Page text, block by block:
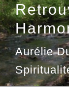
Aurélie